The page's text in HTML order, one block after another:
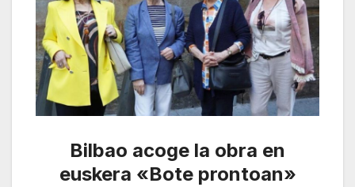
Bilbao acoge la obra en
euskera «Bote prontoan»